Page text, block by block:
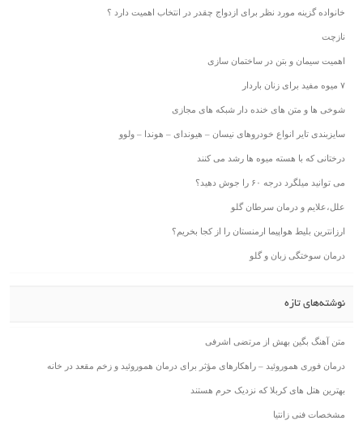
خانواده گزینه مورد نظر برای ازدواج چقدر در انتخاب اهمیت دارد ؟
نازچت
اهمیت سیمان و بتن در ساختمان سازی
۷ میوه مفید برای زنان باردار
شوخی ها و متن های خنده دار شبکه های مجازی
سایزبندی تایر انواع خودروهای نیسان – هیوندای – هوندا – ولوو
درختانی که با هسته میوه ها رشد می کنند
می توانید میلگرد درجه ۶۰ را جوش دهید؟
علل،علایم و درمان سرطان گلو
ارزانترین بلیط هواپیما ارمنستان را از کجا بخریم؟
درمان سوختگی زبان و گلو
نوشته‌های تازه
متن آهنگ بگین بهش از مرتضی اشرفی
درمان فوری هموروئید – راهکارهای مؤثر برای درمان هموروئید و زخم مقعد در خانه
بهترین هتل های کربلا که نزدیک حرم هستند
مشخصات فنی زانتیا